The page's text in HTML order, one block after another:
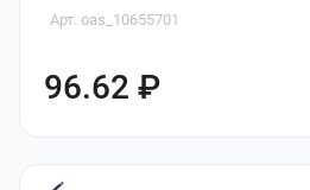
Арт. oas_10655701
96.62 ₽